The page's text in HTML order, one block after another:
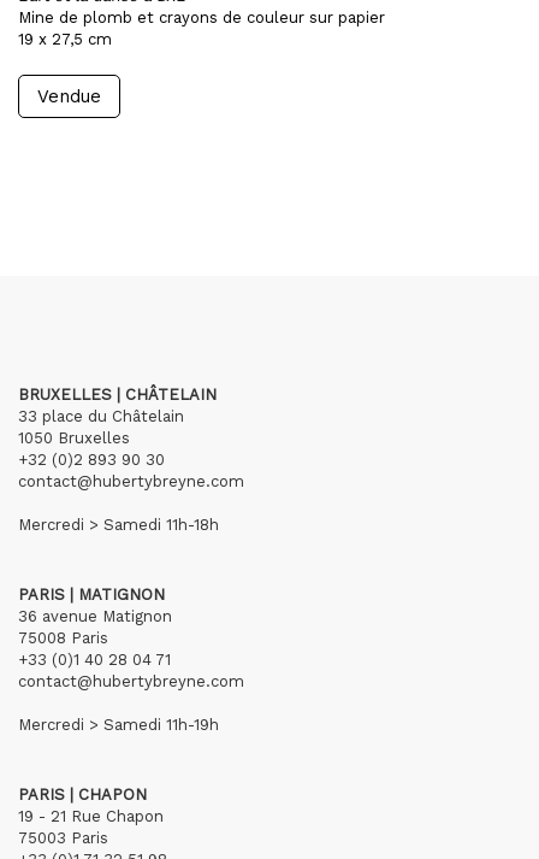
Mine de plomb et crayons de couleur sur papier
19 x 27,5 cm
Vendue
BRUXELLES | CHÂTELAIN
33 place du Châtelain
1050 Bruxelles
+32 (0)2 893 90 30
contact@hubertybreyne.com
Mercredi > Samedi 11h-18h
PARIS | MATIGNON
36 avenue Matignon
75008 Paris
+33 (0)1 40 28 04 71
contact@hubertybreyne.com
Mercredi > Samedi 11h-19h
PARIS | CHAPON
19 - 21 Rue Chapon
75003 Paris